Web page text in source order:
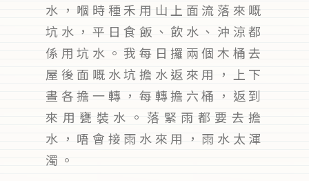
水，嗰時種禾用山上面流落來嘅
坑水，平日食飯、飲水、沖涼都
係用坑水。我每日攞兩個木桶去
屋後面嘅水坑擔水返來用，上下
晝各擔一轉，每轉擔六桶，返到
來用甕裝水。落緊雨都要去擔
水，唔會接雨水來用，雨水太渾
濁。